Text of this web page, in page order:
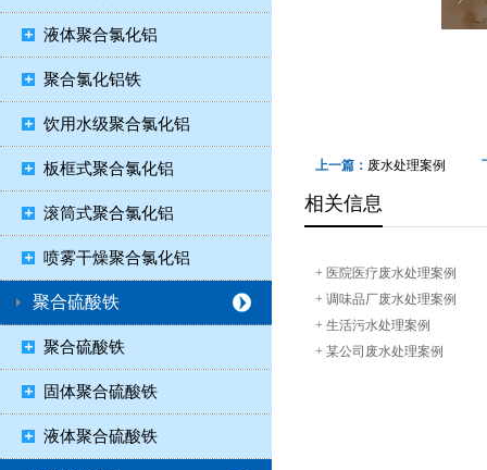
液体聚合氯化铝
聚合氯化铝铁
饮用水级聚合氯化铝
板框式聚合氯化铝
滚筒式聚合氯化铝
喷雾干燥聚合氯化铝
聚合硫酸铁
聚合硫酸铁
固体聚合硫酸铁
液体聚合硫酸铁
上一篇： 废水处理案例
相关信息
+ 医院医疗废水处理案例
+ 调味品厂废水处理案例
+ 生活污水处理案例
+ 某公司废水处理案例